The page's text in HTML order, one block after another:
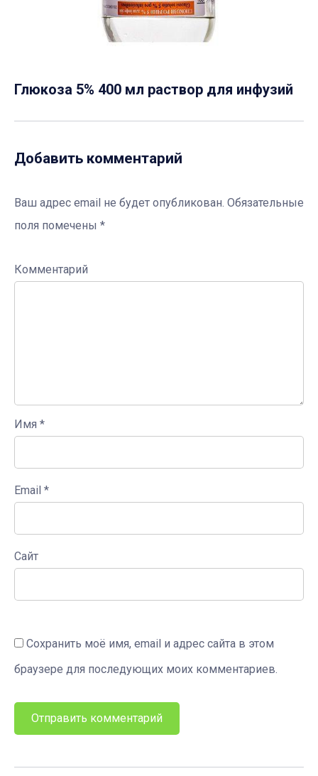
Глюкоза 5% 400 мл раствор для инфузий
Добавить комментарий
Ваш адрес email не будет опубликован. Обязательные
поля помечены *
Комментарий
Имя *
Email *
Сайт
Сохранить моё имя, email и адрес сайта в этом
браузере для последующих моих комментариев.